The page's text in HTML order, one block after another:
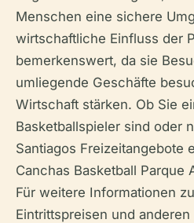
Menschen eine sichere
wirtschaftliche Einfluss der
bemerkenswert, da sie
umliegende Geschäfte
Wirtschaft stärken. Ob Sie
Basketballspieler sind oder
Santiagos Freizeitangebote
Canchas Basketball Parque
Für weitere Informationen
Eintrittspreisen und anderen